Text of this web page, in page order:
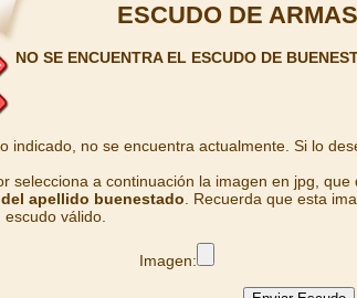
ESCUDO DE
NO SE ENCUENTRA EL ESCUDO DE
indicado, no se encuentra actualmente. Si lo
selecciona a continuación la imagen en jpg,
apellido buenestado . Recuerda que esta
escudo válido.
Imagen: